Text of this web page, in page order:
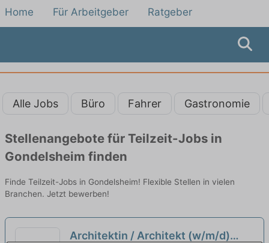
Home Für Arbeitgeber Ratgeber
Alle Jobs Büro Fahrer Gastronomie
Stellenangebote für Teilzeit-Jobs in
Gondelsheim finden
Finde Teilzeit-Jobs in Gondelsheim! Flexible Stellen in vielen
Branchen. Jetzt bewerben!
Architektin / Architekt (w/m/d)